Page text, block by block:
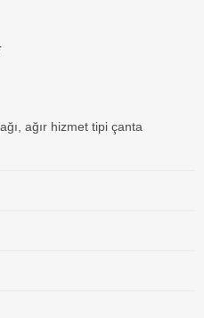
ağır hizmet tipi çanta